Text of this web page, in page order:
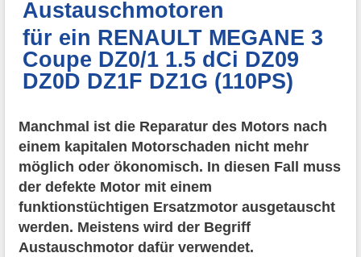
Austauschmotoren
für ein RENAULT MEGANE 3
Coupe DZ0/1 1.5 dCi DZ09
DZ0D DZ1F DZ1G (110PS)
Manchmal ist die Reparatur des Motors nach
einem kapitalen Motorschaden nicht mehr
möglich oder ökonomisch. In diesen Fall muss
der defekte Motor mit einem
funktionstüchtigen Ersatzmotor ausgetauscht
werden. Meistens wird der Begriff
Austauschmotor dafür verwendet.